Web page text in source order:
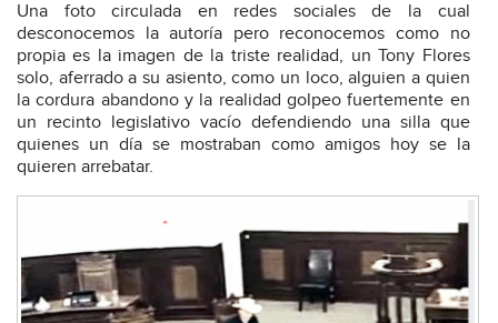
Una foto circulada en redes sociales de la cual
desconocemos la autoría pero reconocemos como no
propia es la imagen de la triste realidad, un Tony Flores
solo, aferrado a su asiento, como un loco, alguien a quien
la cordura abandono y la realidad golpeo fuertemente en
un recinto legislativo vacío defendiendo una silla que
quienes un día se mostraban como amigos hoy se la
quieren arrebatar.